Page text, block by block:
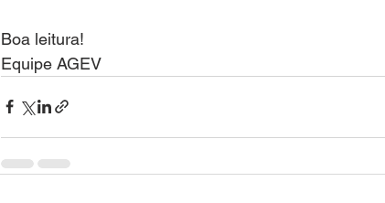
Boa leitura!
Equipe AGEV